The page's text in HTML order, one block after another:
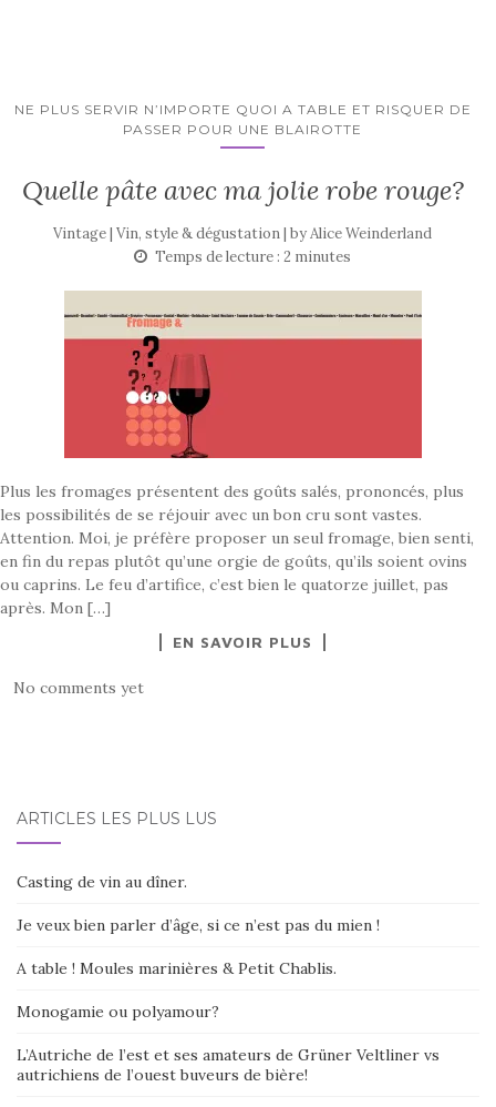
NE PLUS SERVIR N’IMPORTE QUOI A TABLE ET RISQUER DE
PASSER POUR UNE BLAIROTTE
Quelle pâte avec ma jolie robe rouge?
Vintage | Vin, style & dégustation | byAlice Weinderland
Temps de lecture : 2 minutes
Plus les fromages présentent des goûts salés, prononcés, plus
les possibilités de se réjouir avec un bon cru sont vastes.
Attention. Moi, je préfère proposer un seul fromage, bien senti,
en fin du repas plutôt qu’une orgie de goûts, qu’ils soient ovins
ou caprins. Le feu d’artifice, c’est bien le quatorze juillet, pas
après. Mon […]
EN SAVOIR PLUS
No comments yet
ARTICLES LES PLUS LUS
Casting de vin au dîner.
Je veux bien parler d’âge, si ce n’est pas du mien !
A table ! Moules marinières & Petit Chablis.
Monogamie ou polyamour?
L’Autriche de l’est et ses amateurs de Grüner Veltliner vs
autrichiens de l’ouest buveurs de bière!